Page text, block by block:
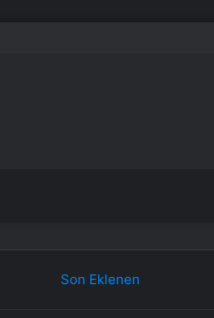
Son Eklenen